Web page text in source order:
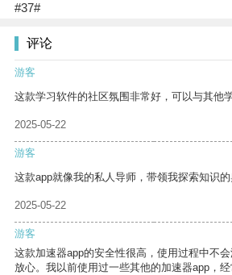
#37#
评论
游客
这款学习软件的社区氛围非常好，可以与其他
2025-05-22
游客
这款app就像我的私人导师，带领我探索知识的
2025-05-22
游客
这款加速器app的安全性很高，使用过程中不
放心。我以前使用过一些其他的加速器app，